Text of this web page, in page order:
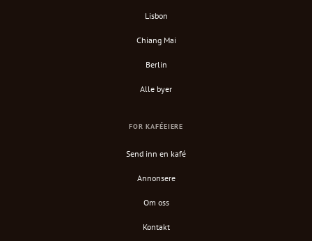
Lisbon
Chiang Mai
Berlin
Alle byer
FOR KAFÉEIERE
Send inn en kafé
Annonsere
Om oss
Kontakt